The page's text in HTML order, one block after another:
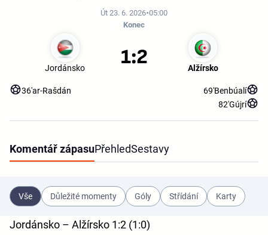
Út 23. 6. 2026 05:00
Konec
Jordánsko Alžírsko
1:2
36'ar-Rašdán 69'Benbúalí
82'Gújrí
Komentář zápasuPřehledSestavy
Vše Důležité momenty Góly Střídání Karty
Jordánsko – Alžírsko 1:2 (1:0)